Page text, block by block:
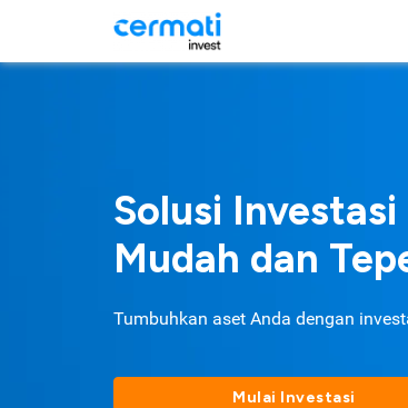
Solusi Investasi
Mudah dan
Tumbuhkan aset Anda dengan
Mulai Investasi